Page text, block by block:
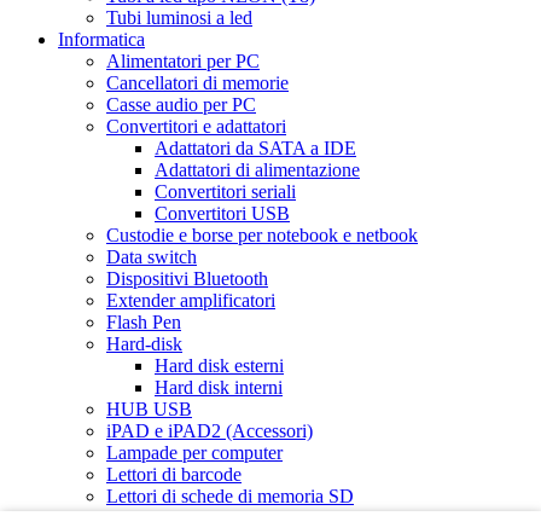
Tubi luminosi a led
Informatica
Alimentatori per PC
Cancellatori di memorie
Casse audio per PC
Convertitori e adattatori
Adattatori da SATA a IDE
Adattatori di alimentazione
Convertitori seriali
Convertitori USB
Custodie e borse per notebook e netbook
Data switch
Dispositivi Bluetooth
Extender amplificatori
Flash Pen
Hard-disk
Hard disk esterni
Hard disk interni
HUB USB
iPAD e iPAD2 (Accessori)
Lampade per computer
Lettori di barcode
Lettori di schede di memoria SD